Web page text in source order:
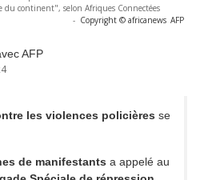
du continent", selon Afriques Connectées
- Copyright © africanews AFP
AFP
les violences policières se
de manifestants a appelé au